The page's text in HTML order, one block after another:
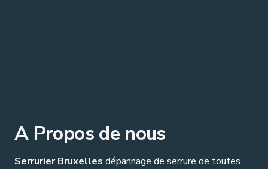
A Propos de nous
Serrurier Bruxelles dépannage de serrure de toutes